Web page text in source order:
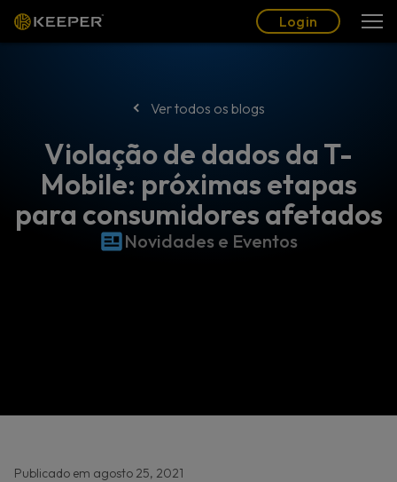
Login
Ver todos os blogs
Violação de dados da T-
Mobile: próximas etapas
para consumidores afetados
Novidades e Eventos
Publicado em agosto 25, 2021